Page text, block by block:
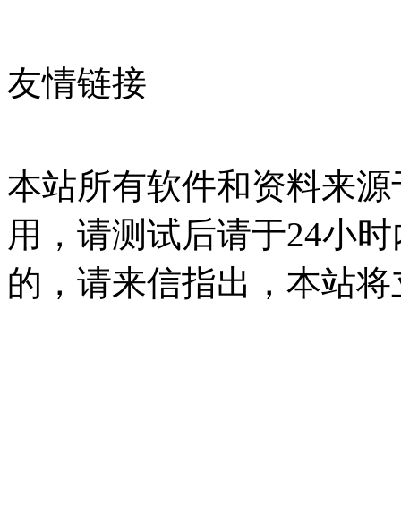
友情链接
本站所有软件和资料来
用，请测试后请于24小
的，请来信指出，本站